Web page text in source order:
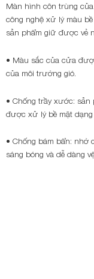
Màn hình côn trùng của
công nghệ xử lý màu
sản phẩm giữ được vẻ
• Màu sắc của cửa
của môi trường gió.
• Chống trầy xước:
được xử lý bề mặt
• Chống bám bẩn: nhờ
sáng bóng và dễ dàng